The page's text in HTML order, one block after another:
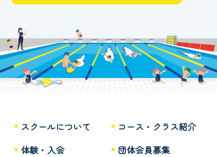
スクールについて
コース・クラス紹介
体験・入会
団体会員募集